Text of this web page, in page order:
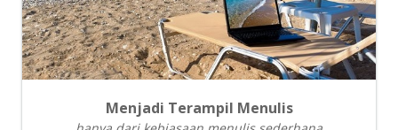
Menjadi Terampil Menulis